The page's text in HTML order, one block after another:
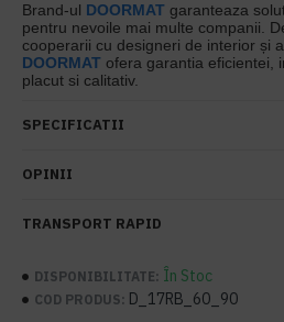
Brand-ul DOORMAT garanteaza
pentru nevoile mai multe companii.
cooperarii cu designeri de interior și
DOORMAT ofera garantia eficientei,
placut si calitativ.
SPECIFICATII
OPINII
TRANSPORT RAPID
DISPONIBILITATE: În Stoc
COD PRODUS: D_17RB_60_90